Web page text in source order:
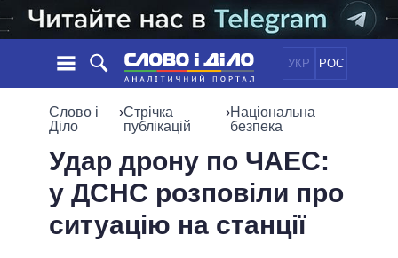
УКР РОС
НОВИНИ
ПОДІЇ
СТАТТІ
ДУМКИ
ПОЛІТИКА
СУСПІЛЬСТВО
СВІТ
ПОЛIТИКИ
УСІ ПОЛІТИКИІНФОГРАФІКА
Слово і
Діло
›Стрічка
публікацій
›Національна
безпека
Удар дрону по ЧАЕС:
у ДСНС розповіли про
ситуацію на станції